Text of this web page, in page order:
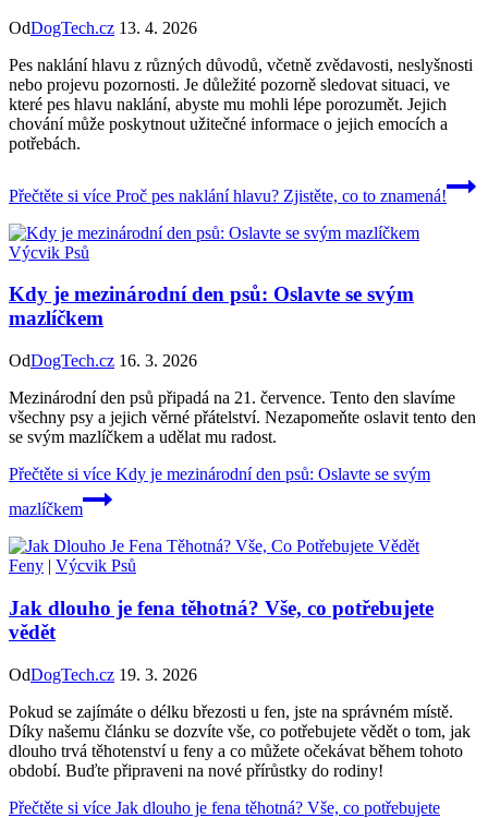
OdDogTech.cz 13. 4. 2026
Pes naklání hlavu z různých důvodů, včetně zvědavosti, neslyšnosti
nebo projevu pozornosti. Je důležité pozorně sledovat situaci, ve
které pes hlavu naklání, abyste mu mohli lépe porozumět. Jejich
chování může poskytnout užitečné informace o jejich emocích a
potřebách.
Přečtěte si více Proč pes naklání hlavu? Zjistěte, co to znamená!
Výcvik Psů
Kdy je mezinárodní den psů: Oslavte se svým
mazlíčkem
OdDogTech.cz 16. 3. 2026
Mezinárodní den psů připadá na 21. července. Tento den slavíme
všechny psy a jejich věrné přátelství. Nezapomeňte oslavit tento den
se svým mazlíčkem a udělat mu radost.
Přečtěte si více Kdy je mezinárodní den psů: Oslavte se svým
mazlíčkem
Feny | Výcvik Psů
Jak dlouho je fena těhotná? Vše, co potřebujete
vědět
OdDogTech.cz 19. 3. 2026
Pokud se zajímáte o délku březosti u fen, jste na správném místě.
Díky našemu článku se dozvíte vše, co potřebujete vědět o tom, jak
dlouho trvá těhotenství u feny a co můžete očekávat během tohoto
období. Buďte připraveni na nové přírůstky do rodiny!
Přečtěte si více Jak dlouho je fena těhotná? Vše, co potřebujete